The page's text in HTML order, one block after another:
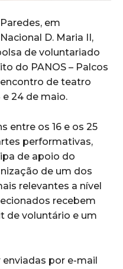
, em
D. Maria II ,
de voluntariado
do PANOS – Palcos
encontro de teatro
e 24 de maio.
entre os 16 e os 25
performativas,
de apoio do
de um dos
relevantes a nível
recebem
de voluntário e um
por e-mail